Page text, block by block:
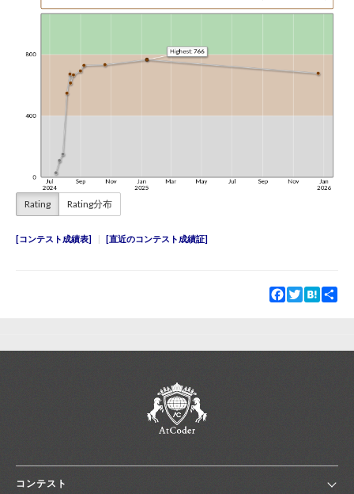
Rating Rating分布
コンテスト成績表 直近のコンテスト成績証
Facebook
TwitterHatena
コンテスト